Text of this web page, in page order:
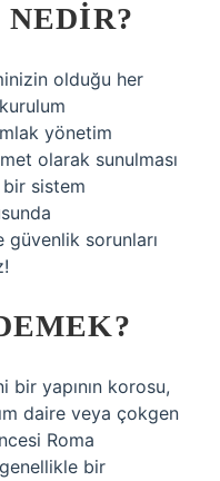
olduğu her
yönetim
olarak sunulması
sistem
sorunları
yapının korosu,
daire veya çokgen
Roma
bir